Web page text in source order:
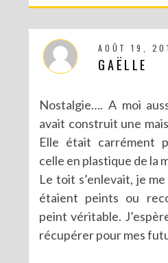
AOÛT 19,
GAËLLE
Nostalgie…. A moi
avait construit une
Elle était carrément
celle en plastique de la
Le toit s’enlevait, je
étaient peints ou
peint véritable.
récupérer pour mes